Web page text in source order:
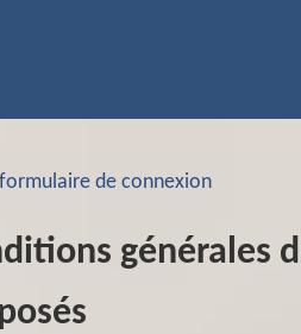
de connexion
générales